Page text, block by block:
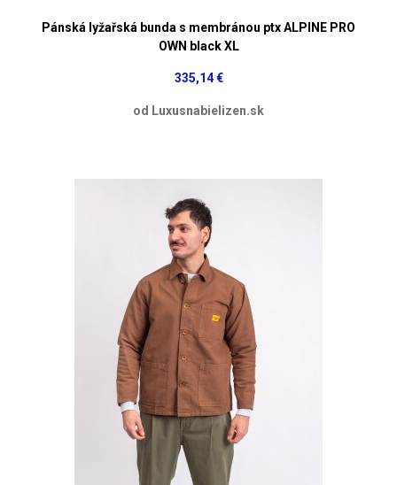
Pánská lyžařská bunda s membránou ptx ALPINE PRO
OWN black XL
335,14 €
od Luxusnabielizen.sk